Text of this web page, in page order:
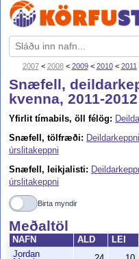
2007< 2008< 2009< 2010< 2011
Snæfell,
kvenna, 2011-2012
Yfirlit tímabils, öll félög:
Snæfell, tölfræði: Deildarkeppni
úrslitakeppni
Snæfell, leikjalisti:
úrslitakeppni
Birta myndir
Meðaltöl
NAFN ALD LEI
Jordan